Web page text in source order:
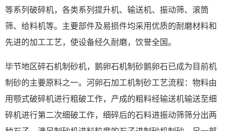
等系列破碎机，各类系列提升机、输送机、振动筛、滚筒
筛、给料机等。主要部件及易损件均采用优质的耐磨材料和
先进的加工工艺，使设备经久耐磨，饮誉全国。
毕节地区碎石机制砂机，鹅卵石机制砂鹅卵石已成为目前机
制砂的主要原料之一。河卵石加工机制砂工艺流程：物料由
用颚式破碎机进行粗破工作，产成的粗料经输送机输送至细
碎机进行第二次细破工作，细碎后的石料进振动筛筛分出两